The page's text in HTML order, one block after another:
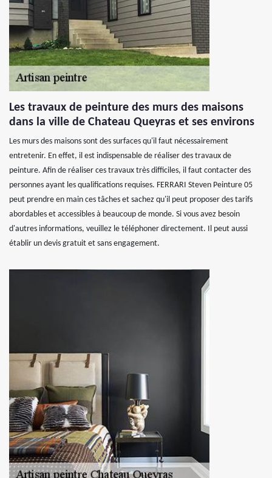
Les travaux de peinture des murs des maisons
dans la ville de Chateau Queyras et ses environs
Les murs des maisons sont des surfaces qu'il faut nécessairement
entretenir. En effet, il est indispensable de réaliser des travaux de
peinture. Afin de réaliser ces travaux très difficiles, il faut contacter des
personnes ayant les qualifications requises. FERRARI Steven Peinture 05
peut prendre en main ces tâches et sachez qu'il peut proposer des tarifs
abordables et accessibles à beaucoup de monde. Si vous avez besoin
d'autres informations, veuillez le téléphoner directement. Il peut aussi
établir un devis gratuit et sans engagement.